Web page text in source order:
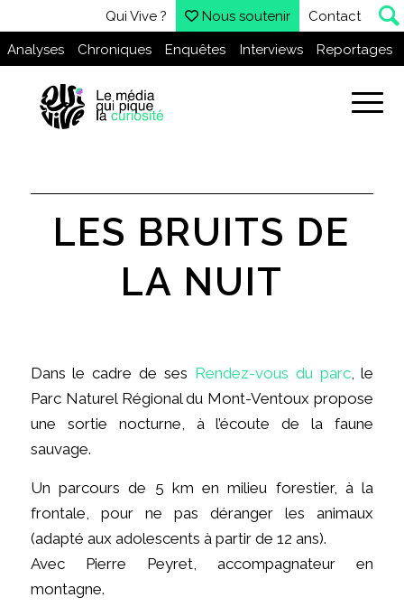
Qui Vive ? Nous soutenir Contact
Analyses Chroniques Enquêtes Interviews Reportages
LES BRUITS DE
LA NUIT
Dans le cadre de ses Rendez-vous du parc, le
Parc Naturel Régional du Mont-Ventoux propose
une sortie nocturne, à l’écoute de la faune
sauvage.
Un parcours de 5 km en milieu forestier, à la
frontale, pour ne pas déranger les animaux
(adapté aux adolescents à partir de 12 ans).
Avec Pierre Peyret, accompagnateur en
montagne.